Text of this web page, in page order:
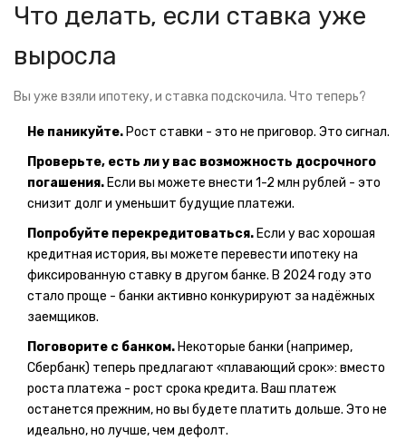
Что делать, если ставка уже
выросла
Вы уже взяли ипотеку, и ставка подскочила. Что теперь?
Не паникуйте. Рост ставки - это не приговор. Это сигнал.
Проверьте, есть ли у вас возможность досрочного
погашения. Если вы можете внести 1-2 млн рублей - это
снизит долг и уменьшит будущие платежи.
Попробуйте перекредитоваться. Если у вас хорошая
кредитная история, вы можете перевести ипотеку на
фиксированную ставку в другом банке. В 2024 году это
стало проще - банки активно конкурируют за надёжных
заемщиков.
Поговорите с банком. Некоторые банки (например,
Сбербанк) теперь предлагают «плавающий срок»: вместо
роста платежа - рост срока кредита. Ваш платеж
останется прежним, но вы будете платить дольше. Это не
идеально, но лучше, чем дефолт.